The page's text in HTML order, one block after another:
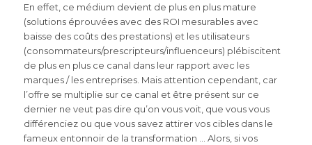
En effet, ce médium devient de plus en plus mature
(solutions éprouvées avec des ROI mesurables avec
baisse des coûts des prestations) et les utilisateurs
(consommateurs/prescripteurs/influenceurs) plébiscitent
de plus en plus ce canal dans leur rapport avec les
marques / les entreprises. Mais attention cependant, car
l’offre se multiplie sur ce canal et être présent sur ce
dernier ne veut pas dire qu’on vous voit, que vous vous
différenciez ou que vous savez attirer vos cibles dans le
fameux entonnoir de la transformation … Alors, si vos